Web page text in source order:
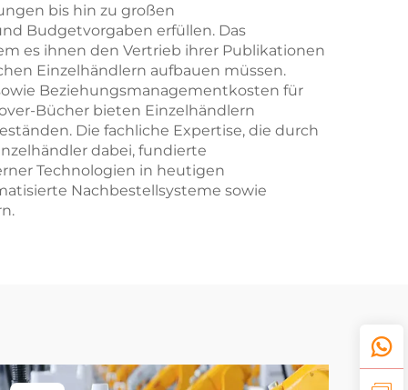
bis hin zu großen
Budgetvorgaben erfüllen. Das
es ihnen den Vertrieb ihrer Publikationen
Einzelhändlern aufbauen müssen.
Beziehungsmanagementkosten für
Bücher bieten Einzelhändlern
Die fachliche Expertise, die durch
dabei, fundierte
Technologien in heutigen
Nachbestellsysteme sowie